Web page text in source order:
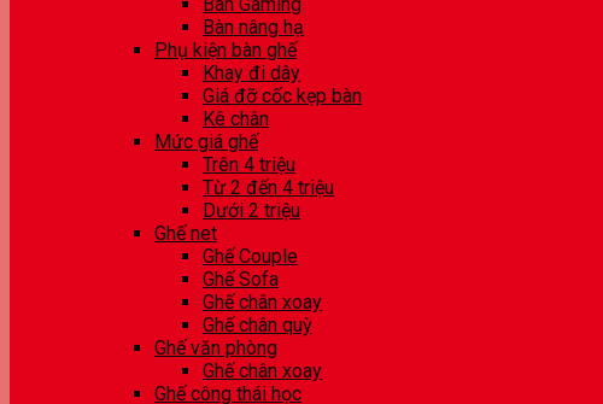
Bàn nâng hạ
Phụ kiện bàn ghế
Khay đi dây
Giá đỡ cốc kẹp bàn
Kê chân
Mức giá ghế
Trên 4 triệu
Từ 2 đến 4 triệu
Dưới 2 triệu
Ghế net
Ghế Couple
Ghế Sofa
Ghế chân xoay
Ghế chân quỳ
Ghế văn phòng
Ghế chân xoay
Ghế công thái học